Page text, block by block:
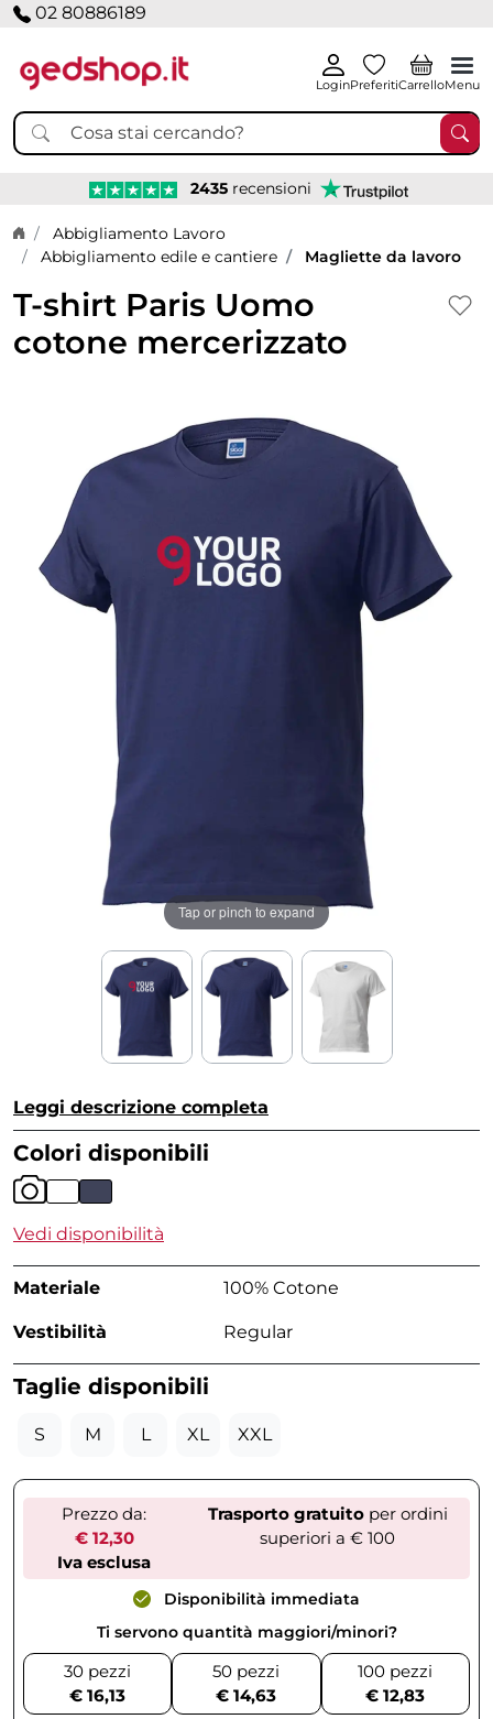
02 80886189
LoginPreferitiCarrelloMenu
2435 recensioni
Home page
Abbigliamento Lavoro
Abbigliamento edile e cantiere
Magliette da lavoro
T-shirt Paris Uomo
cotone mercerizzato
Tap or pinch to expand
Leggi descrizione completa
Colori disponibili
Vedi disponibilità
Materiale 100% Cotone
Vestibilità Regular
Taglie disponibili
S M L XL XXL
Prezzo da:
€ 12,30
Iva esclusa
Trasporto gratuitoper ordini
superiori a € 100
Disponibilità immediata
Ti servono quantità maggiori/minori?
30 pezzi
€ 16,13
50 pezzi
€ 14,63
100 pezzi
€ 12,83